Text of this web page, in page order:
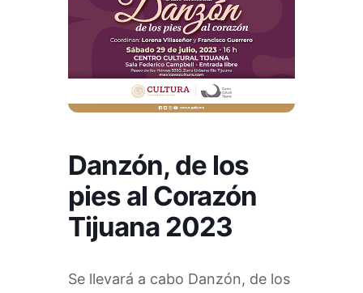
Danzón, de los
pies al Corazón
Tijuana 2023
Se llevará a cabo Danzón, de los